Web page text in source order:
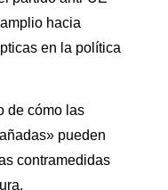
hacia
en la política
de cómo las
pueden
contramedidas